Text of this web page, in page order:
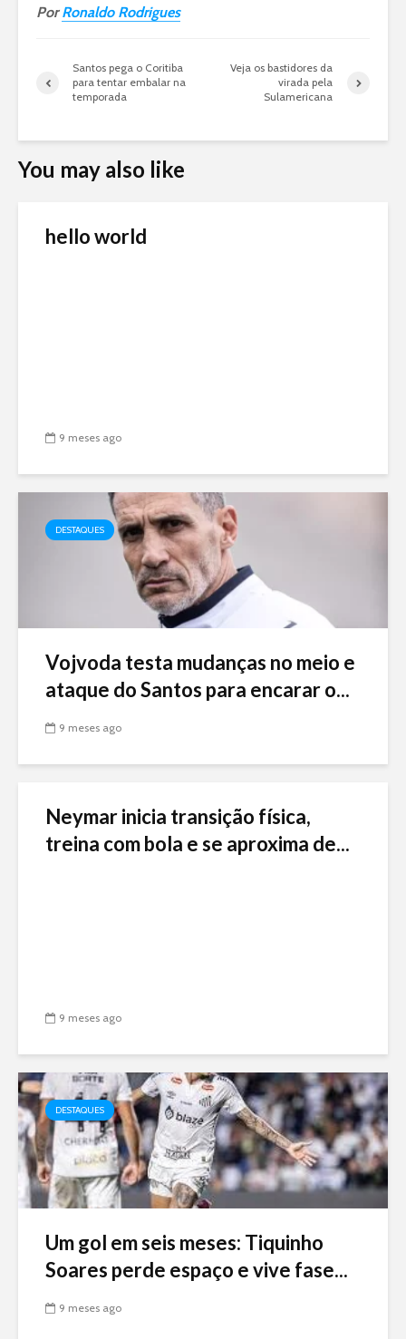
PorRonaldo Rodrigues
Santos pega o Coritiba
para tentar embalar na
temporada
Veja os bastidores da
virada pela
Sulamericana
You may also like
hello world
9 meses ago
DESTAQUES
Vojvoda testa mudanças no meio e
ataque do Santos para encarar o...
9 meses ago
Neymar inicia transição física,
treina com bola e se aproxima de...
9 meses ago
DESTAQUES
Um gol em seis meses: Tiquinho
Soares perde espaço e vive fase...
9 meses ago